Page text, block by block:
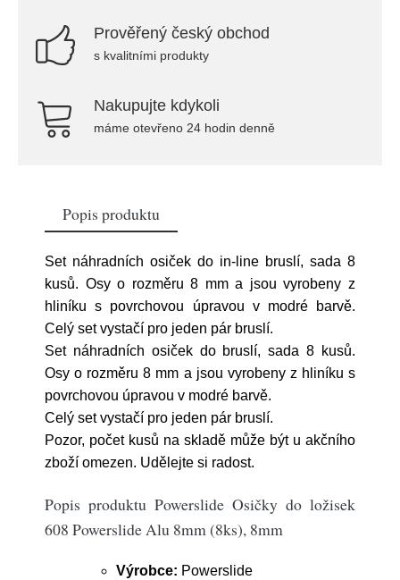
Prověřený český obchod
s kvalitními produkty
Nakupujte kdykoli
máme otevřeno 24 hodin denně
Popis produktu
Set náhradních osiček do in-line bruslí, sada 8
kusů. Osy o rozměru 8 mm a jsou vyrobeny z
hliníku s povrchovou úpravou v modré barvě.
Celý set vystačí pro jeden pár bruslí.
Set náhradních osiček do bruslí, sada 8 kusů.
Osy o rozměru 8 mm a jsou vyrobeny z hliníku s
povrchovou úpravou v modré barvě.
Celý set vystačí pro jeden pár bruslí.
Pozor, počet kusů na skladě může být u akčního
zboží omezen. Udělejte si radost.
Popis produktu Powerslide Osičky do ložisek
608 Powerslide Alu 8mm (8ks), 8mm
Výrobce: Powerslide